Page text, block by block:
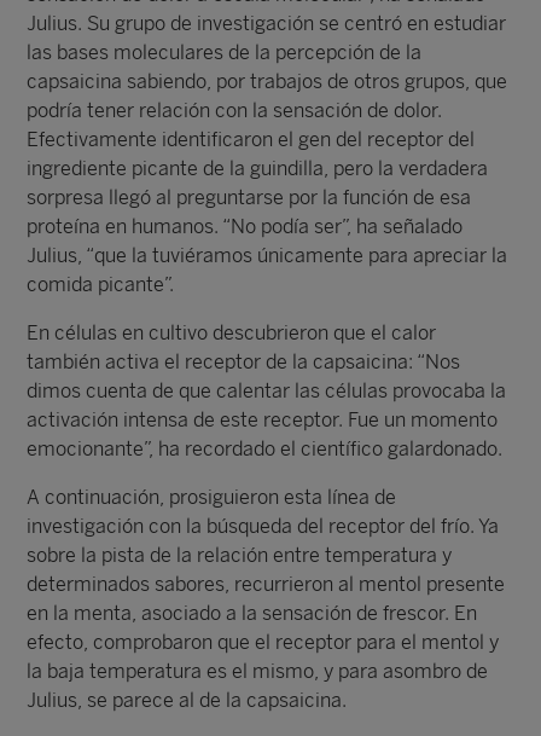
Julius. Su grupo de investigación se centró en estudiar
las bases moleculares de la percepción de la
capsaicina sabiendo, por trabajos de otros grupos, que
podría tener relación con la sensación de dolor.
Efectivamente identificaron el gen del receptor del
ingrediente picante de la guindilla, pero la verdadera
sorpresa llegó al preguntarse por la función de esa
proteína en humanos. “No podía ser”, ha señalado
Julius, “que la tuviéramos únicamente para apreciar la
comida picante”.
En células en cultivo descubrieron que el calor
también activa el receptor de la capsaicina: “Nos
dimos cuenta de que calentar las células provocaba la
activación intensa de este receptor. Fue un momento
emocionante”, ha recordado el científico galardonado.
A continuación, prosiguieron esta línea de
investigación con la búsqueda del receptor del frío. Ya
sobre la pista de la relación entre temperatura y
determinados sabores, recurrieron al mentol presente
en la menta, asociado a la sensación de frescor. En
efecto, comprobaron que el receptor para el mentol y
la baja temperatura es el mismo, y para asombro de
Julius, se parece al de la capsaicina.